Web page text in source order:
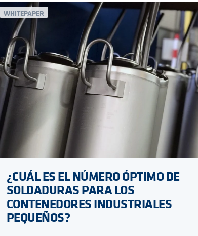
WHITEPAPER
¿CUÁL ES EL NÚMERO ÓPTIMO DE
SOLDADURAS PARA LOS
CONTENEDORES INDUSTRIALES
PEQUEÑOS?